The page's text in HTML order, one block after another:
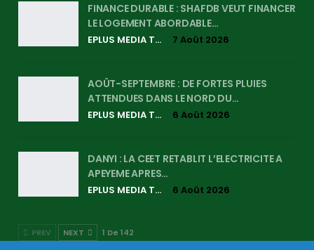
FINANCE DURABLE : SHAFDB VEUT FINANCER
LE LOGEMENT ABORDABLE…
EPLUS MEDIA TV 7 Août 2026
AOÛT-SEPTEMBRE : DE FORTES PLUIES
ATTENDUES DANS LE NORD DU…
EPLUS MEDIA TV 6 Août 2026
DANYI : LA CEET RETABLIT L’ELECTRICITE A
APEYEME APRES…
EPLUS MEDIA TV 6 Août 2026
PREV NEXT 1 De 142